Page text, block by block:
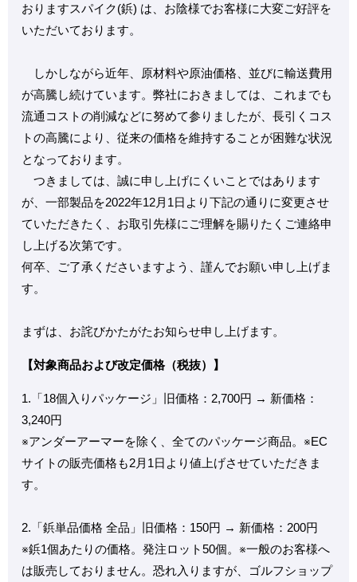
おりますスパイク(鋲) は、お陰様でお客様に大変ご好評を
いただいております。
しかしながら近年、原材料や原油価格、並びに輸送費用
が高騰し続けています。弊社におきましては、これまでも
流通コストの削減などに努めて参りましたが、長引くコス
トの高騰により、従来の価格を維持することが困難な状況
となっております。
つきましては、誠に申し上げにくいことではあります
が、一部製品を2022年12月1日より下記の通りに変更させ
ていただきたく、お取引先様にご理解を賜りたくご連絡申
し上げる次第です。
何卒、ご了承くださいますよう、謹んでお願い申し上げま
す。
まずは、お詫びかたがたお知らせ申し上げます。
【対象商品および改定価格（税抜）】
1.「18個入りパッケージ」旧価格：2,700円 → 新価格：
3,240円
※アンダーアーマーを除く、全てのパッケージ商品。※EC
サイトの販売価格も2月1日より値上げさせていただきま
す。
2.「鋲単品価格 全品」旧価格：150円 → 新価格：200円
※鋲1個あたりの価格。発注ロット50個。※一般のお客様へ
は販売しておりません。恐れ入りますが、ゴルフショップ